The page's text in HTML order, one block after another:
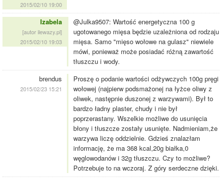
2015/02/10 19:00
Izabela
[autor ilewazy.pl]
2015/02/10 19:03
@Julka9507: Wartość energetyczna 100 g
ugotowanego mięsa będzie uzależniona od rodzaju
mięsa. Samo "mięso wołowe na gulasz" niewiele
mówi, ponieważ może posiadać różną zawartość
tłuszczu i wody.
brendus
2015/02/23 15:21
Proszę o podanie wartości odżywczych 100g pręgi
wołowej (najpierw podsmażonej na łyżce oliwy z
oliwek, następnie duszonej z warzywami). Był to
bardzo ładny plaster, chudy i nie był
poprzerastany. Wszelkie możliwe do usunięcia
błony i tłuszcze zostały usunięte. Nadmieniam,że
warzywa liczę oddzielnie. Gdzieś znalazłam
informację, że ma 368 kcal,20g białka,0
węglowodanów i 32g tłuszczu. Czy to możliwe?
Potrzebuje to na wczoraj. Z góry serdeczne dzięki.